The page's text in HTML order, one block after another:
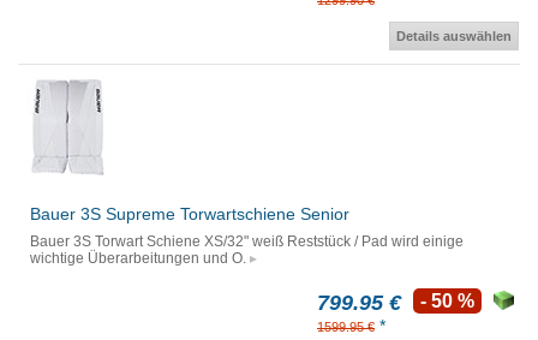
Details auswählen
Bauer 3S Supreme Torwartschiene Senior
Bauer 3S Torwart Schiene XS/32" weiß Reststück / Pad wird einige
wichtige Überarbeitungen und O.
799.95 €
1599.95 € *
- 50 %